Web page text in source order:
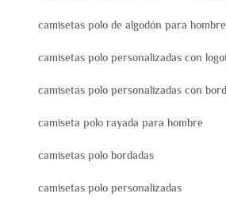
camisetas polo de algodón para hombre
camisetas polo personalizadas con
camisetas polo personalizadas con
camiseta polo rayada para hombre
camisetas polo bordadas
camisetas polo personalizadas